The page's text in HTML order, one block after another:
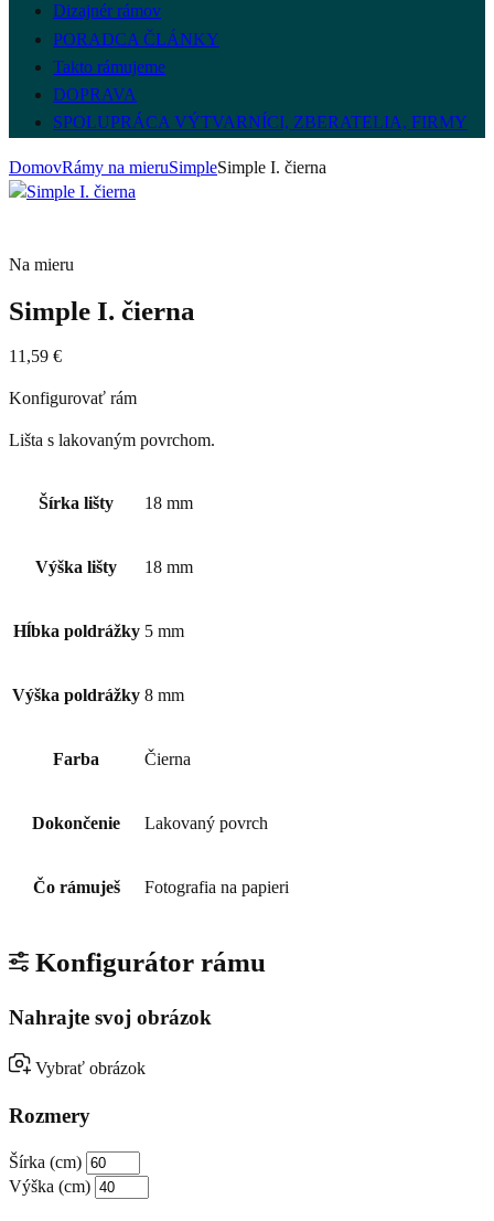
Dizajnér rámov
PORADCA ČLÁNKY
Takto rámujeme
DOPRAVA
SPOLUPRÁCA VÝTVARNÍCI, ZBERATELIA, FIRMY
DomovRámy na mieruSimpleSimple I. čierna
Na mieru
Simple I. čierna
11,59 €
Konfigurovať rám
Lišta s lakovaným povrchom.
Šírka lišty 18 mm
Výška lišty 18 mm
Hĺbka poldrážky 5 mm
Výška poldrážky 8 mm
Farba Čierna
Dokončenie Lakovaný povrch
Čo rámuješ Fotografia na papieri
Konfigurátor rámu
Nahrajte svoj obrázok
Vybrať obrázok
Rozmery
Šírka (cm)
Výška (cm)